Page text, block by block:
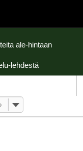
ale-hintaan
lehdestä